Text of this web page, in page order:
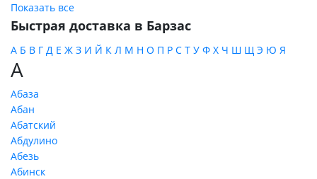
Показать все
Быстрая доставка в Барзас
А Б В Г Д Е Ж З И Й К Л М Н О П Р С Т У Ф Х Ч Ш Щ Э Ю Я
А
Абаза
Абан
Абатский
Абдулино
Абезь
Абинск